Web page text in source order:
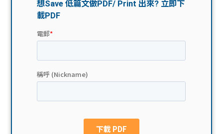
貸款
網上
ge
校園